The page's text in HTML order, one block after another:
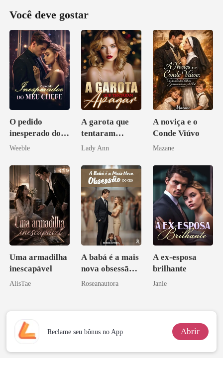
Você deve gostar
O pedido
inesperado do
meu chefe
Weeble
A garota que
tentaram
apagar
Lady Ann
A noviça e o
Conde Viúvo
Mazane
Uma armadilha
inescapável
AlisTae
A babá é a mais
nova obsessão
do CEO
Roseanautora
A ex-esposa
brilhante
Janie
Reclame seu bônus no App Abrir